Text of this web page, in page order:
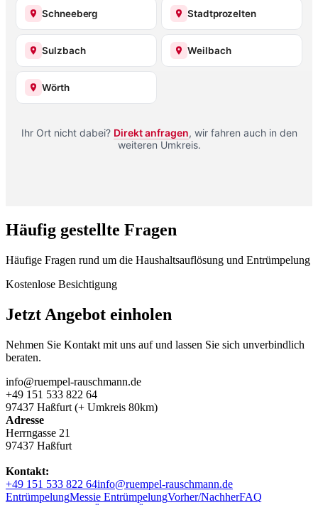
Schneeberg Stadtprozelten
Sulzbach Weilbach
Wörth
Ihr Ort nicht dabei? Direkt anfragen, wir fahren auch in den
weiteren Umkreis.
Häufig gestellte Fragen
Häufige Fragen rund um die Haushaltsauflösung und Entrümpelung
Kostenlose Besichtigung
Jetzt Angebot einholen
Nehmen Sie Kontakt mit uns auf und lassen Sie sich unverbindlich
beraten.
info@ruempel-rauschmann.de
+49 151 533 822 64
97437 Haßfurt (+ Umkreis 80km)
Adresse
Herrngasse 21
97437 Haßfurt
Kontakt:
+49 151 533 822 64info@ruempel-rauschmann.de
EntrümpelungMessie EntrümpelungVorher/NachherFAQ